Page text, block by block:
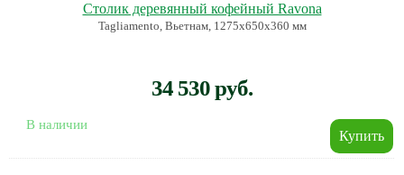
Столик деревянный кофейный Ravona
Tagliamento, Вьетнам, 1275х650х360 мм
34 530 руб.
В наличии